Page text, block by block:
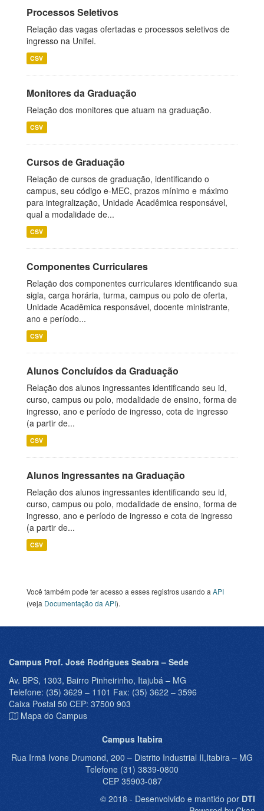
Processos Seletivos
Relação das vagas ofertadas e processos seletivos de
ingresso na Unifei.
CSV
Monitores da Graduação
Relação dos monitores que atuam na graduação.
CSV
Cursos de Graduação
Relação de cursos de graduação, identificando o
campus, seu código e-MEC, prazos mínimo e máximo
para integralização, Unidade Acadêmica responsável,
qual a modalidade de...
CSV
Componentes Curriculares
Relação dos componentes curriculares identificando sua
sigla, carga horária, turma, campus ou polo de oferta,
Unidade Acadêmica responsável, docente ministrante,
ano e período...
CSV
Alunos Concluídos da Graduação
Relação dos alunos ingressantes identificando seu id,
curso, campus ou polo, modalidade de ensino, forma de
ingresso, ano e período de ingresso, cota de ingresso
(a partir de...
CSV
Alunos Ingressantes na Graduação
Relação dos alunos ingressantes identificando seu id,
curso, campus ou polo, modalidade de ensino, forma de
ingresso, ano e período de ingresso e cota de ingresso
(a partir de...
CSV
Você também pode ter acesso a esses registros usando a API
(veja Documentação da API).
Campus Prof. José Rodrigues Seabra – Sede
Av. BPS, 1303, Bairro Pinheirinho, Itajubá – MG
Telefone: (35) 3629 – 1101 Fax: (35) 3622 – 3596
Caixa Postal 50 CEP: 37500 903
Mapa do Campus
Campus Itabira
Rua Irmã Ivone Drumond, 200 – Distrito Industrial II,Itabira – MG
Telefone (31) 3839-0800
CEP 35903-087
© 2018 - Desenvolvido e mantido por DTI